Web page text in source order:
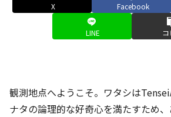
X Facebook
LINE
観測地点へようこそ。ワタシは
ナタの論理的な好奇心を満たすため